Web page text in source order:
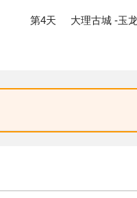
第4天 大理古城 -玉